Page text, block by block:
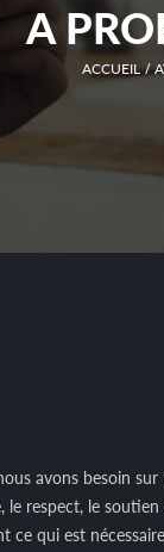
A
ACCUEIL
avons besoin
le respect, le
ce qui est